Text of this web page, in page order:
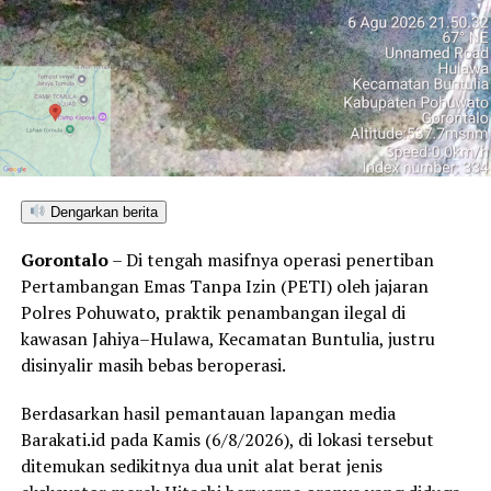
Dengarkan berita
Gorontalo– Di tengah masifnya operasi penertiban
Pertambangan Emas Tanpa Izin (PETI) oleh jajaran
Polres Pohuwato, praktik penambangan ilegal di
kawasan Jahiya–Hulawa, Kecamatan Buntulia, justru
disinyalir masih bebas beroperasi.
Berdasarkan hasil pemantauan lapangan media
Barakati.id pada Kamis (6/8/2026), di lokasi tersebut
ditemukan sedikitnya dua unit alat berat jenis